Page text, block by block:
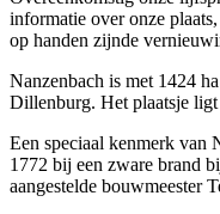
informatie over onze
op handen zijnde
Nanzenbach is met 1424
Dillenburg. Het plaatsje
Een speciaal kenmerk van
1772 bij een zware brand
aangestelde bouwmeester